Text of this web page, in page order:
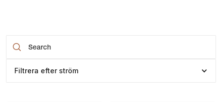
Filtrera efter ström